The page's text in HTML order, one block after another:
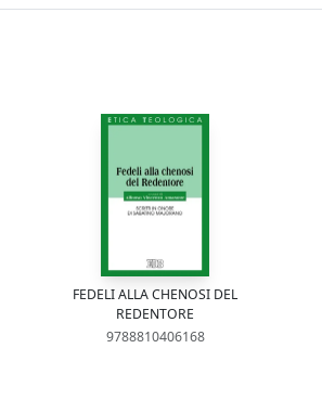
FEDELI ALLA CHENOSI DEL
REDENTORE
9788810406168